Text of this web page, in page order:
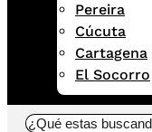
Pereira
Cúcuta
Cartagena
El Socorro
Buscar